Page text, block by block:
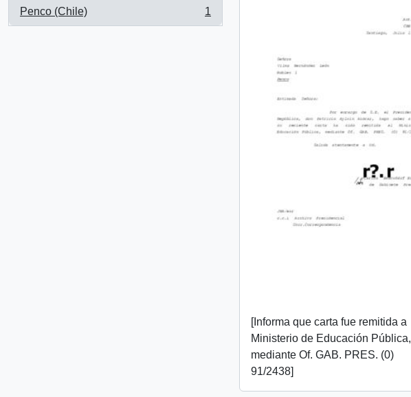
Penco (Chile)
, 1 results
1
[Informa que carta fue remitida a
Ministerio de Educación Pública,
mediante Of. GAB. PRES. (0)
91/2438]